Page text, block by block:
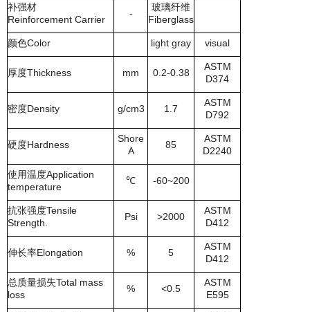
补强材
Reinforcement Carrier
-
玻璃纤维
Fiberglass
颜色Color light gray visual
厚度Thickness mm 0.2-0.38
ASTM
D374
密度Density g/cm3 1.7
ASTM
D792
硬度Hardness
Shore
A
85
ASTM
D2240
使用温度Application
temperature
℃ -60~200
抗张强度Tensile
Strength.
Psi >2000
ASTM
D412
伸长率Elongation % 5
ASTM
D412
总质量损失Total mass
loss
% <0.5
ASTM
E595